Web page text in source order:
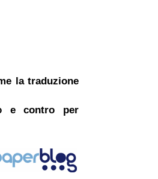
la traduzione
e contro per